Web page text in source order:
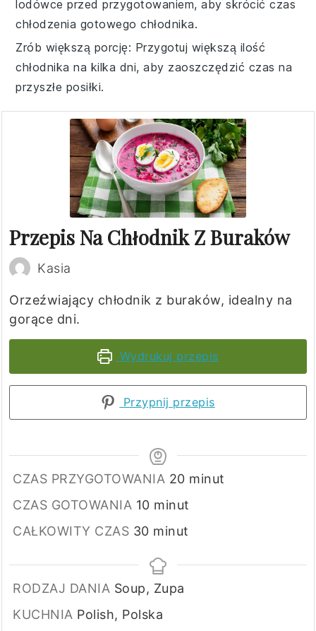
lodówce przed przygotowaniem, aby skrócić czas
chłodzenia gotowego chłodnika.
Zrób większą porcję: Przygotuj większą ilość
chłodnika na kilka dni, aby zaoszczędzić czas na
przyszłe posiłki.
Przepis Na Chłodnik Z Buraków
Kasia
Orzeźwiający chłodnik z buraków, idealny na
gorące dni.
Wydrukuj przepis
Przypnij przepis
CZAS PRZYGOTOWANIA 20minuty
minut
CZAS GOTOWANIA 10minuty
minut
CAŁKOWITY CZAS 30minuty
minut
RODZAJ DANIA Soup, Zupa
KUCHNIA Polish, Polska